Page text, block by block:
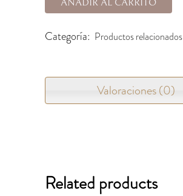
Categoría: Productos relacionados
Valoraciones (0)
Related products